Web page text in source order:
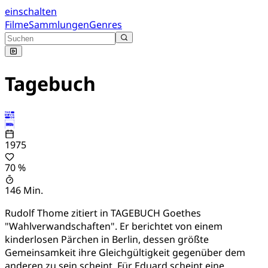
einschalten
FilmeSammlungenGenres
Tagebuch
1975
70 %
146 Min.
Rudolf Thome zitiert in TAGEBUCH Goethes
"Wahlverwandschaften". Er berichtet von einem
kinderlosen Pärchen in Berlin, dessen größte
Gemeinsamkeit ihre Gleichgültigkeit gegenüber dem